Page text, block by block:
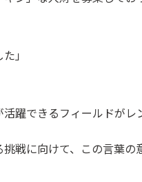
」
躍できるフィールドがレ
戦に向けて、この言葉